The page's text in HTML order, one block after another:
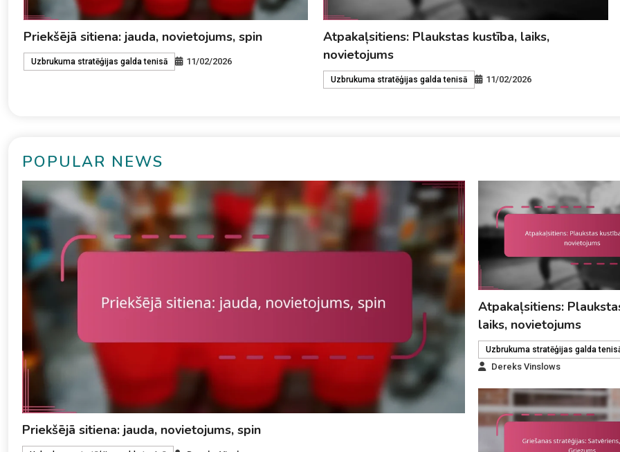
Atpakaļsitiens: Plaukstas kustība, laiks,
novietojums
Aggresīvu sitienu pretinieka: Laiks, tehnika,
novietojums
Aizsardzības stratēģijas galda tenisā 10/02/2026
POPULAR NEWS
Priekšējā sitiena: jauda, novietojums, spin
Atpakaļsitiens:
laiks, novietojums
Uzbrukuma stratēģijas galda
Dereks Vinslows